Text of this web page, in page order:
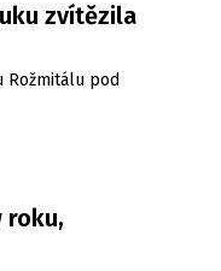
zvítězila
Rožmitálu pod
roku,